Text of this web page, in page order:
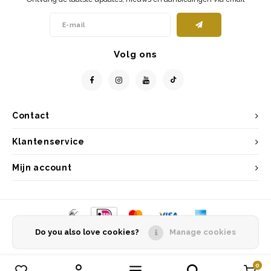
0
Contact
Volg ons
Klantenservice
Mijn account
© Copyright 2026 Entrepôt Holland - Powered byLightspeed- Theme by
Vergelijk producten 0
Do you also love cookies? Manage cookies